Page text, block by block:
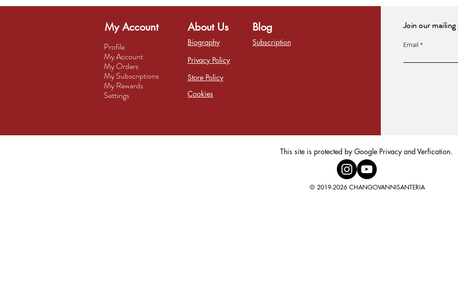
My Account
Profile
My Account
My Orders
My Subscriptions
My Rewards
Settings
About Us
Biography
Privacy Policy
Store Policy
Cookies
Blog
Subscription
Join our
Email
This site is protected by Google Privacy and Verfication.
© 2019-2026 CHANGOVANNISANTERIA